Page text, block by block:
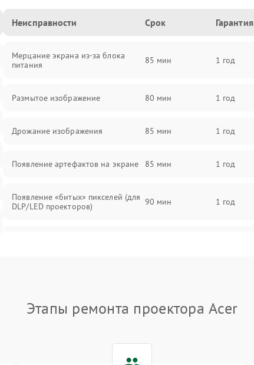
Неисправности Срок Гарантия
Мерцание экрана из-за блока
питания
85 мин 1 год
Размытое изображение 80 мин 1 год
Дрожание изображения 85 мин 1 год
Появление артефактов на экране 85 мин 1 год
Появление «битых» пикселей (для
DLP/LED проекторов)
90 мин 1 год
Этапы ремонта проектора Acer